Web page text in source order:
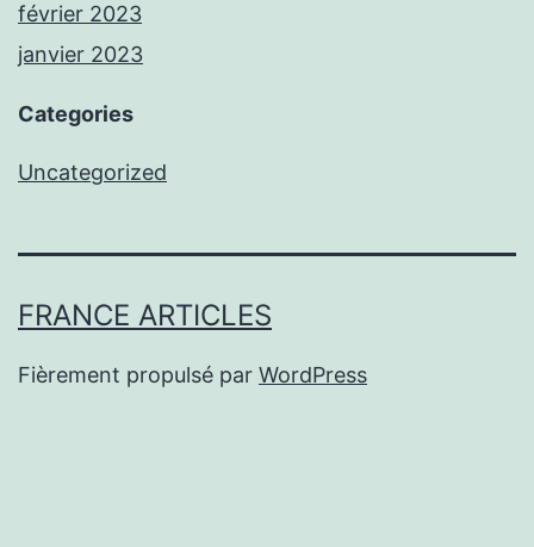
février 2023
janvier 2023
Categories
Uncategorized
FRANCE ARTICLES
Fièrement propulsé par WordPress